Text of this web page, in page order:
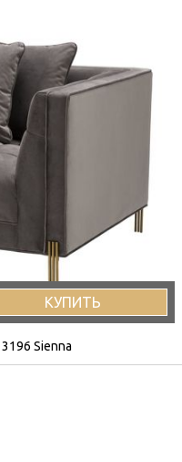
КУПИТЬ
Sienna